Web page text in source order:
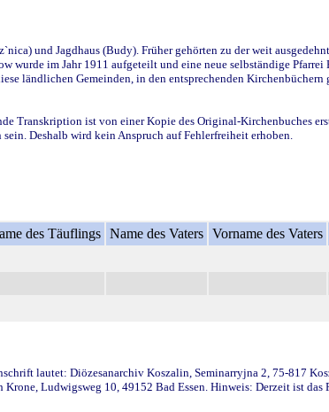
und Jagdhaus (Budy). Früher gehörten zu der weit
wurde im Jahr 1911 aufgeteilt und eine neue selbständige
ländlichen Gemeinden, in den entsprechenden Kirchenbüchern
Transkription ist von einer Kopie des Original-Kirchenbuches
Deshalb wird kein Anspruch auf Fehlerfreiheit erhoben.
des Täuflings Name des Vaters Vorname des Vaters
lautet: Diözesanarchiv Koszalin, Seminarryjna 2, 75-817
Ludwigsweg 10, 49152 Bad Essen. Hinweis: Derzeit ist